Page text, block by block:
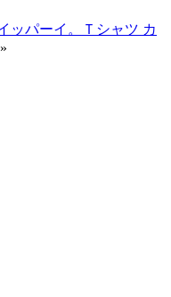
ッパーイ。Ｔシャツ カ